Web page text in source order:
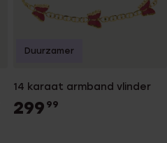
14 karaat armband vlinder
299 99
Duurzamer